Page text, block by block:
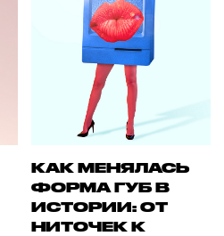
КАК МЕНЯЛАСЬ
ФОРМА ГУБ В
ИСТОРИИ: ОТ
НИТОЧЕК К